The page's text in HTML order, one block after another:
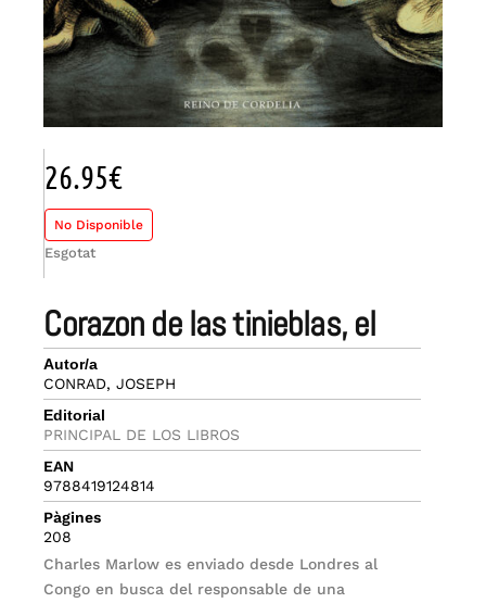
corazon de las tinieblas, el
Autor/a
CONRAD, JOSEPH
Editorial
PRINCIPAL DE LOS LIBROS
EAN
9788419124814
Pàgines
208
Charles Marlow es enviado desde Londres al
Congo en busca del responsable de una
26.95€
No Disponible
Esgotat